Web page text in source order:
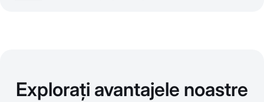
Explorați avantajele noastre